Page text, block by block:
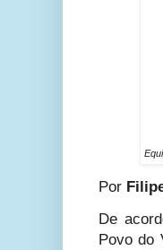
Por
De
Povo do